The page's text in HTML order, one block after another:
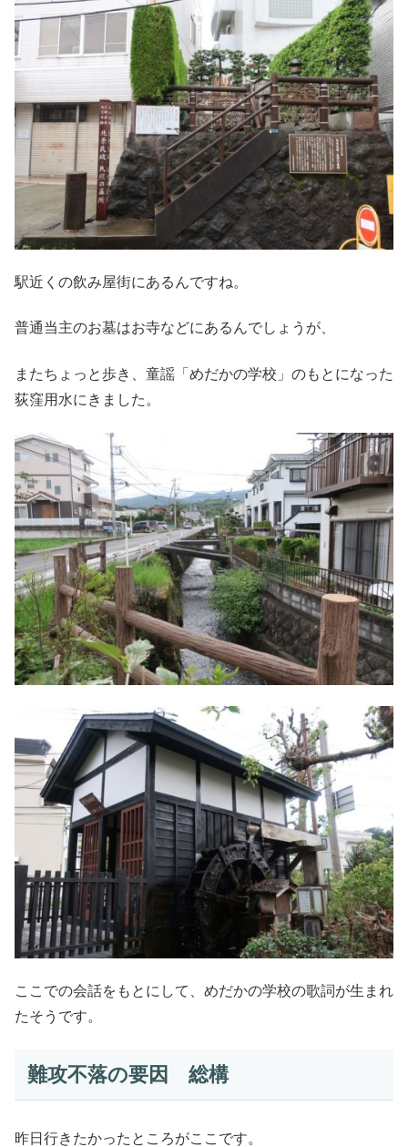
駅近くの飲み屋街にあるんですね。
普通当主のお墓はお寺などにあるんでしょうが、
またちょっと歩き、童謡「めだかの学校」のもとになった
荻窪用水にきました。
ここでの会話をもとにして、めだかの学校の歌詞が生まれ
たそうです。
難攻不落の要因 総構
昨日行きたかったところがここです。